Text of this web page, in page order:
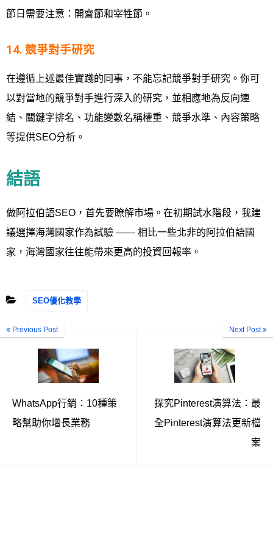
節日需要注意：開齋節和宰牲節。
14. 競爭對手研究
在遵循上述最佳實踐的同事，不能忘記競爭對手研究。你可
以對當地的競爭對手進行深入的研究，並相應地為反向連
結、關鍵字排名、功能變數名稱權重、競爭水準、內容策略
等提供SEO分析。
結語
做阿拉伯語SEO，首先要瞭解市場。在初期試水階段，我建
議選擇海灣國家作為試驗 —— 相比一些北非的阿拉伯語國
家，海灣國家往往能帶來更高的投資回報率。
SEO優化教學
Previous Post
WhatsApp行銷：10種策
略幫助你增長業務
Next Post
探究Pinterest演算法：最
全Pinterest演算法更新檔
案